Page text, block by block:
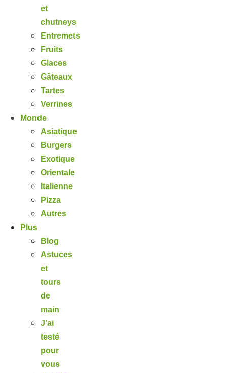
et
chutneys
Entremets
Fruits
Glaces
Gâteaux
Tartes
Verrines
Monde
Asiatique
Burgers
Exotique
Orientale
Italienne
Pizza
Autres
Plus
Blog
Astuces
et
tours
de
main
J’ai
testé
pour
vous